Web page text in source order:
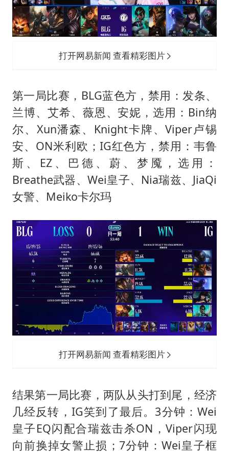
打开网易新闻 查看精彩图片
第一局比赛，BLG蓝色方，禁用：发条、
兰博、艾希、薇恩、安妮，选用：Bin纳
尔、Xun潘森、Knight卡牌、Viper卢锡
安、ON米利欧；IG红色方，禁用：韦鲁
斯、EZ、巴德、蔚、梦魇，选用：
Breathe武器、Wei皇子、Nia瑞兹、JiaQi
女警、Meiko卡尔玛
打开网易新闻 查看精彩图片
结果第一局比赛，两队从头打到尾，经济
几经反转，IG笑到了最后。3分钟：Wei
皇子EQ闪配合瑞兹击杀ON，Viper闪现
向前换掉女警止损；7分钟：Wei皇子框